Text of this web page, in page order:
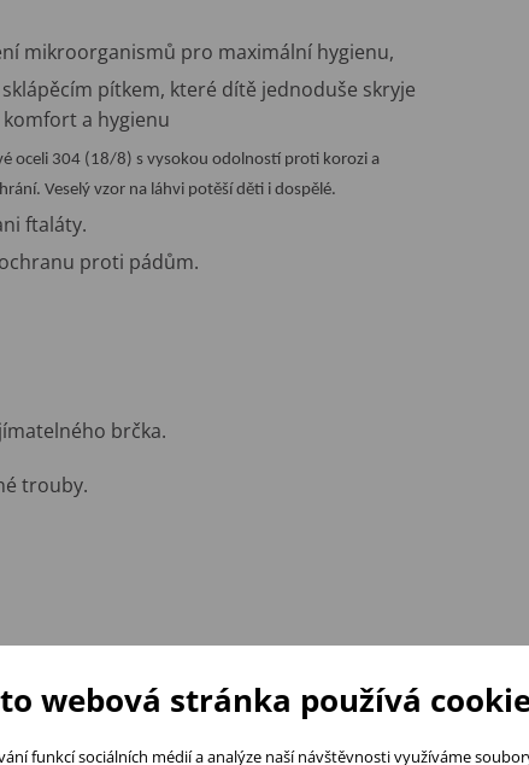
mikroorganismů pro maximální hygienu,
pítkem, které dítě jednoduše skryje
a hygienu
oceli 304 (18/8) s vysokou odolností proti korozi a
Veselý vzor na láhvi potěší děti i dospělé.
ftaláty.
proti pádům.
brčka.
trouby.
webová stránka používá
funkcí sociálních médií a analýze naší návštěvnosti využíváme